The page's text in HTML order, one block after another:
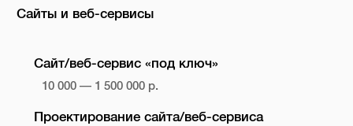
Сайты и веб-сервисы
Сайт/веб-сервис «под ключ»
10 000 — 1 500 000 р.
Проектирование сайта/веб-сервиса